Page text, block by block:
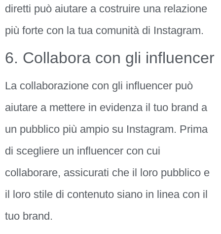
diretti può aiutare a costruire una relazione
più forte con la tua comunità di Instagram.
6. Collabora con gli influencer
La collaborazione con gli influencer può
aiutare a mettere in evidenza il tuo brand a
un pubblico più ampio su Instagram. Prima
di scegliere un influencer con cui
collaborare, assicurati che il loro pubblico e
il loro stile di contenuto siano in linea con il
tuo brand.